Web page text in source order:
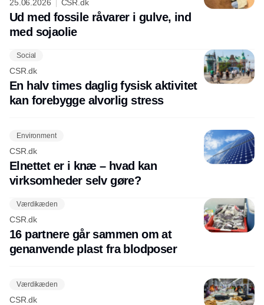
25.06.2026 CSR.dk
Ud med fossile råvarer i gulve, ind
med sojaolie
Social
CSR.dk
En halv times daglig fysisk aktivitet
kan forebygge alvorlig stress
Environment
CSR.dk
Elnettet er i knæ – hvad kan
virksomheder selv gøre?
Værdikæden
CSR.dk
16 partnere går sammen om at
genanvende plast fra blodposer
Værdikæden
CSR.dk